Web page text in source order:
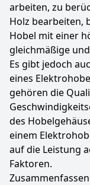
arbeiten, zu
Holz bearbeiten,
Hobel mit einer
gleichmäßige
Es gibt jedoch
eines
gehören die
des
einem
auf die Leistung
Faktoren.